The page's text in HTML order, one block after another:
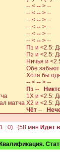
-- < -- > --
-- < -- > --
-- < -- > --
-- < -- > --
-- < -- > --
-- < -- > --
П 1 и <2.5:
П2 и <2.5:
Ничья и
Обе
Хотя бы
-- < -- > --
П1 --
1X и <2.5:
матча X2 и <2.5:
Чёт --
: 0) (58 мин Идет